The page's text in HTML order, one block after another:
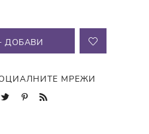
ДОБАВИ
МРЕЖИ